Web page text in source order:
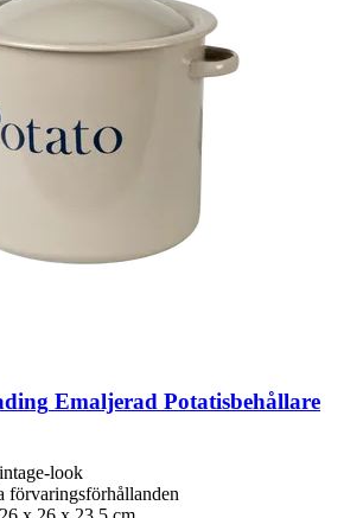
Emaljerad Potatisbehållare
look
förvaringsförhållanden